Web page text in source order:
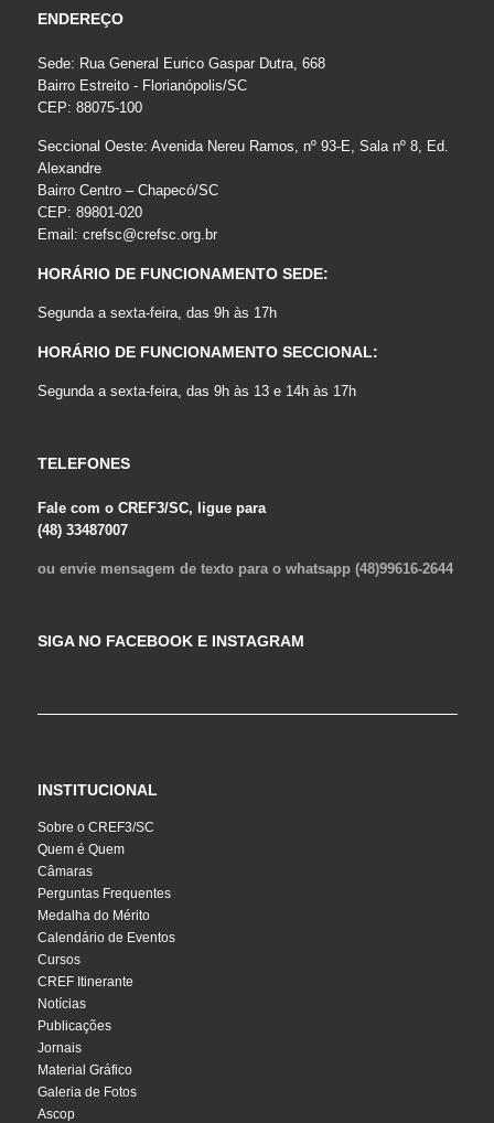
ENDEREÇO
Sede: Rua General Eurico Gaspar Dutra, 668
Bairro Estreito - Florianópolis/SC
CEP: 88075-100
Seccional Oeste: Avenida Nereu Ramos, nº 93-E, Sala nº 8, Ed.
Alexandre
Bairro Centro – Chapecó/SC
CEP: 89801-020
Email: crefsc@crefsc.org.br
HORÁRIO DE FUNCIONAMENTO SEDE:
Segunda a sexta-feira, das 9h às 17h
HORÁRIO DE FUNCIONAMENTO SECCIONAL:
Segunda a sexta-feira, das 9h às 13 e 14h às 17h
TELEFONES
Fale com o CREF3/SC, ligue para
(48) 33487007
ou envie mensagem de texto para o whatsapp (48)99616-2644
SIGA NO FACEBOOK E INSTAGRAM
INSTITUCIONAL
Sobre o CREF3/SC
Quem é Quem
Câmaras
Perguntas Frequentes
Medalha do Mérito
Calendário de Eventos
Cursos
CREF Itinerante
Notícias
Publicações
Jornais
Material Gráfico
Galeria de Fotos
Ascop